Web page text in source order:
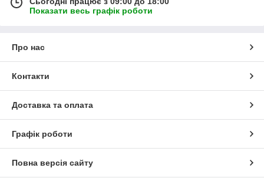
Показати весь графік роботи
Про нас
Контакти
Доставка та оплата
Графік роботи
Повна версія сайту